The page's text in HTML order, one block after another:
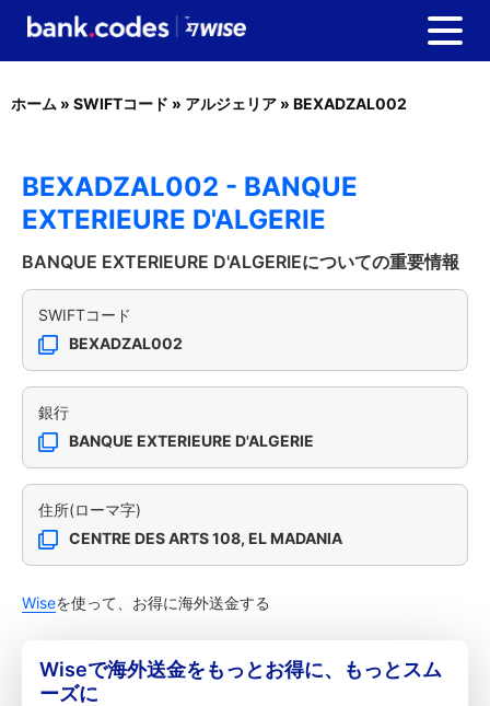
ホーム » SWIFTコード » アルジェリア » BEXADZAL002
BEXADZAL002 - BANQUE
EXTERIEURE D'ALGERIE
BANQUE EXTERIEURE D'ALGERIEについての重要情報
SWIFTコード
BEXADZAL002
銀行
BANQUE EXTERIEURE D'ALGERIE
住所(ローマ字)
CENTRE DES ARTS 108, EL MADANIA
Wiseを使って、お得に海外送金する
Wiseで海外送金をもっとお得に、もっとスム
ーズに